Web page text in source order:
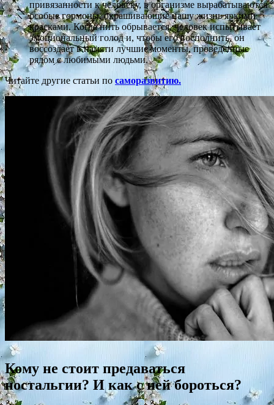
привязанности к человеку, в организме вырабатываются
особые гормоны, окрашивающие нашу жизнь яркими
красками. Когда нить обрывается, человек испытывает
эмоциональный голод и, чтобы его восполнить, он
воссоздает в памяти лучшие моменты, проведенные
рядом с любимыми людьми.
Читайте другие статьи по саморазвитию.
Кому не стоит предаваться
ностальгии? И как с ней бороться?